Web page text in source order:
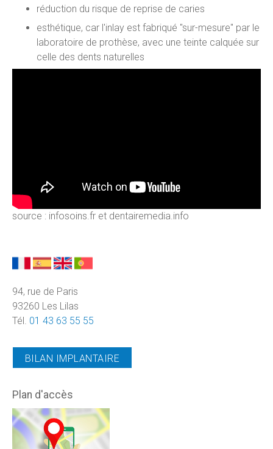
réduction du risque de reprise de caries
esthétique, car l'inlay est fabriqué "sur-mesure" par le
laboratoire de prothèse, avec une teinte calquée sur
celle des dents naturelles
source : infosoins.fr et dentairemedia.info
94, rue de Paris
93260 Les Lilas
Tél. 01 43 63 55 55
BILAN IMPLANTAIRE
Plan d'accès